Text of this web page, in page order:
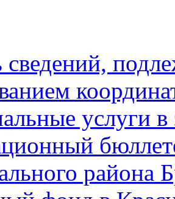
сведений,
услуги в
района